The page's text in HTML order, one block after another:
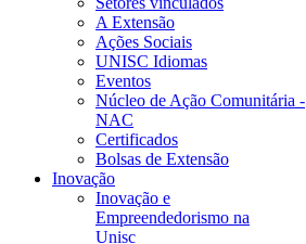
A Extensão
Ações Sociais
UNISC Idiomas
Eventos
Núcleo de Ação Comunitária -
NAC
Certificados
Bolsas de Extensão
Inovação
Inovação e
Empreendedorismo na
Unisc